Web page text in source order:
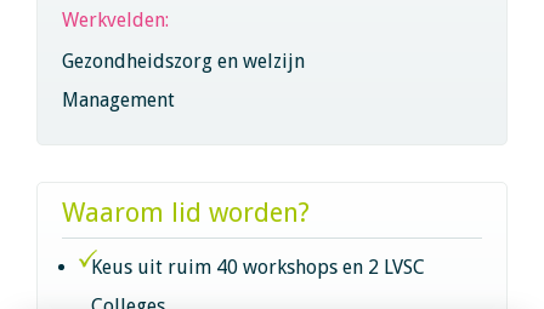
Werkvelden:
Gezondheidszorg en welzijn
Management
Waarom lid worden?
Keus uit ruim 40 workshops en 2 LVSC